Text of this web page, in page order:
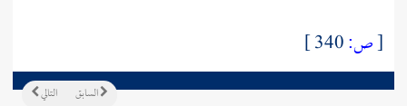
[ص:
التالي السابق